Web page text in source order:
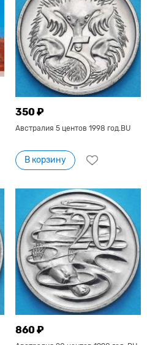
350 ₽
Австралия 5 центов 1998 год.BU
В корзину
860 ₽